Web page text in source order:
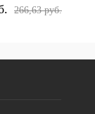
266,63 pуб.